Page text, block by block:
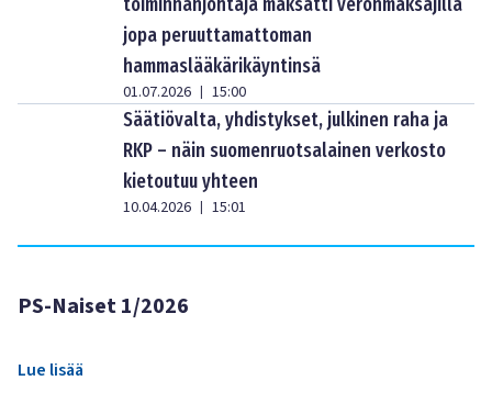
jopa peruuttamattoman
hammaslääkärikäyntinsä
01.07.2026 | 15:00
Säätiövalta, yhdistykset, julkinen raha ja
RKP – näin suomenruotsalainen verkosto
kietoutuu yhteen
10.04.2026 | 15:01
PS-Naiset 1/2026
Lue lisää